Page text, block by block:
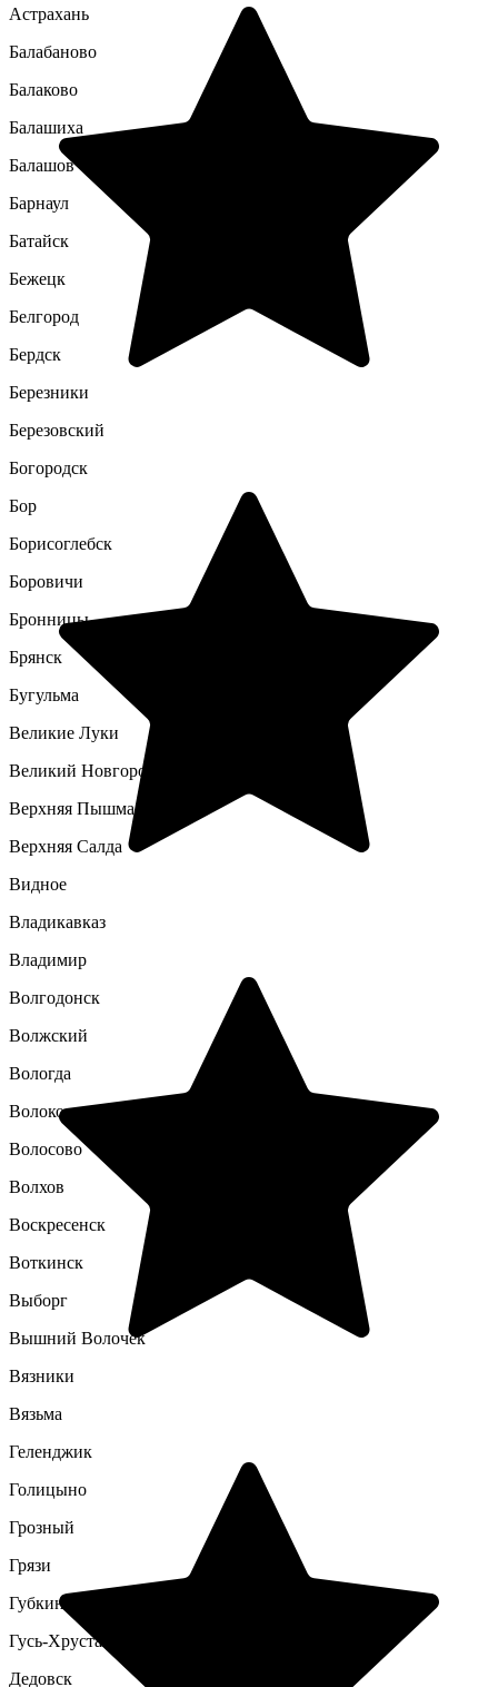
Астрахань
Балабаново
Балаково
Балашиха
Балашов
Барнаул
Батайск
Бежецк
Белгород
Бердск
Березники
Березовский
Богородск
Бор
Борисоглебск
Боровичи
Бронницы
Брянск
Бугульма
Великие Луки
Великий Новгород
Верхняя Пышма
Верхняя Салда
Видное
Владикавказ
Владимир
Волгодонск
Волжский
Вологда
Волоколамск
Волосово
Волхов
Воскресенск
Воткинск
Выборг
Вышний Волочек
Вязники
Вязьма
Геленджик
Голицыно
Грозный
Грязи
Губкин
Гусь-Хрустальный
Дедовск